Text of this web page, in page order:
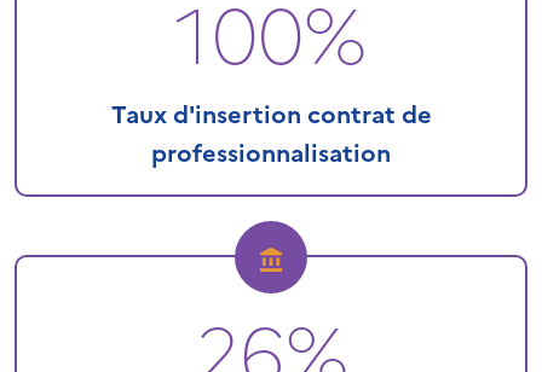
100%
Taux d'insertion contrat de
professionnalisation
26%